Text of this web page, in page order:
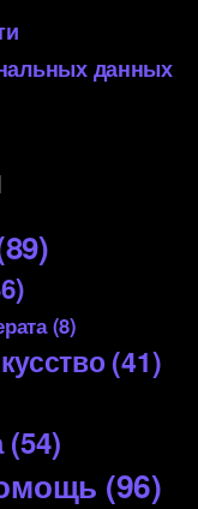
данных
(8)
(41)
(54)
(96)